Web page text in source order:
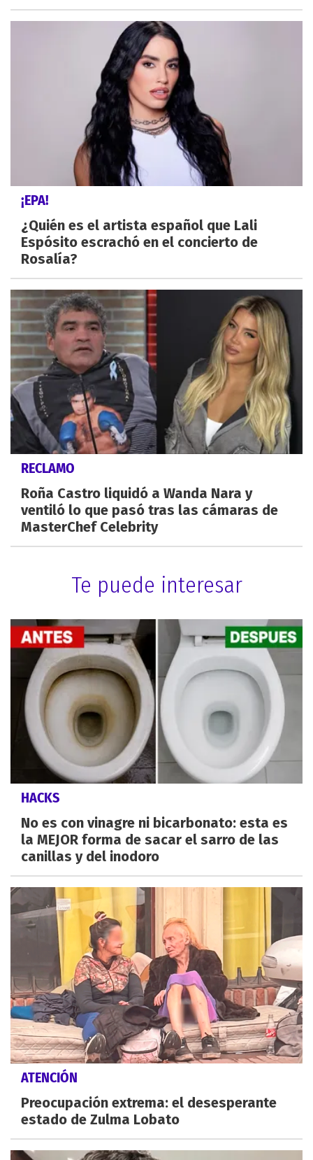
¡EPA!
¿Quién es el artista español que Lali
Espósito escrachó en el concierto de
Rosalía?
RECLAMO
Roña Castro liquidó a Wanda Nara y
ventiló lo que pasó tras las cámaras de
MasterChef Celebrity
Te puede interesar
HACKS
No es con vinagre ni bicarbonato: esta es
la MEJOR forma de sacar el sarro de las
canillas y del inodoro
ATENCIÓN
Preocupación extrema: el desesperante
estado de Zulma Lobato